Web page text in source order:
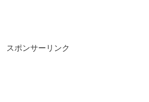
スポンサーリンク